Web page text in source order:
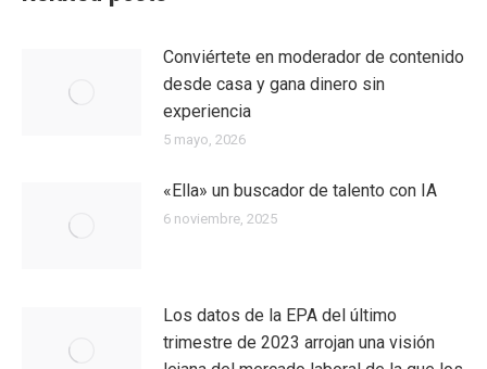
Conviértete en moderador de contenido
desde casa y gana dinero sin
experiencia
5 mayo, 2026
«Ella» un buscador de talento con IA
6 noviembre, 2025
Los datos de la EPA del último
trimestre de 2023 arrojan una visión